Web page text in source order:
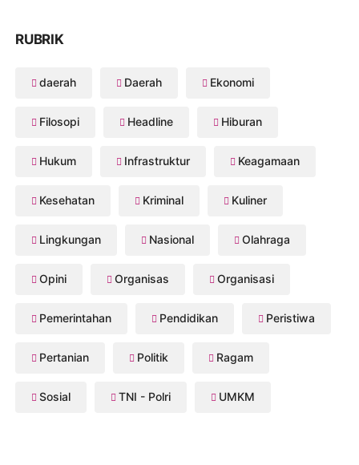
RUBRIK
daerah Daerah Ekonomi
Filosopi Headline Hiburan
Hukum Infrastruktur Keagamaan
Kesehatan Kriminal Kuliner
Lingkungan Nasional Olahraga
Opini Organisas Organisasi
Pemerintahan Pendidikan Peristiwa
Pertanian Politik Ragam
Sosial TNI - Polri UMKM